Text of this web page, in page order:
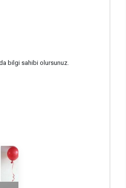
bilgi sahibi olursunuz.